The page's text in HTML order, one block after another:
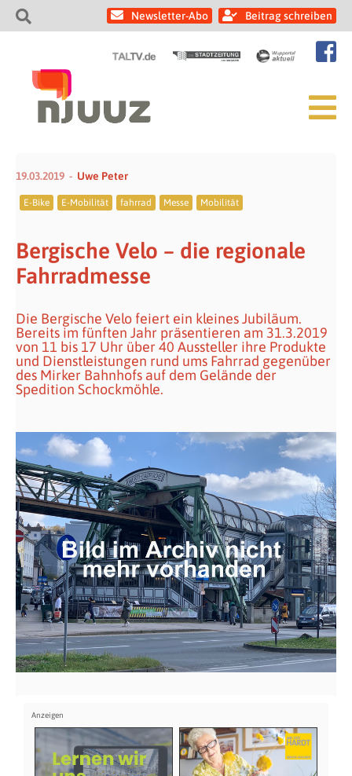
Newsletter-Abo Beitrag schreiben
19.03.2019 Uwe Peter
E-Bike E-Mobilität fahrrad Messe Mobilität
Bergische Velo – die regionale
Fahrradmesse
Die Bergische Velo feiert ein kleines Jubiläum.
Bereits im fünften Jahr präsentieren am 31.3.2019
von 11 bis 17 Uhr über 40 Aussteller ihre Produkte
und Dienstleistungen rund ums Fahrrad gegenüber
des Mirker Bahnhofs auf dem Gelände der
Spedition Schockmöhle.